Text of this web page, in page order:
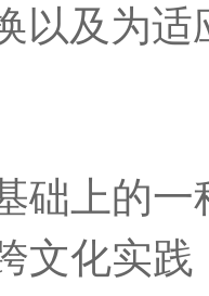
以及为
础上的一
文化实践